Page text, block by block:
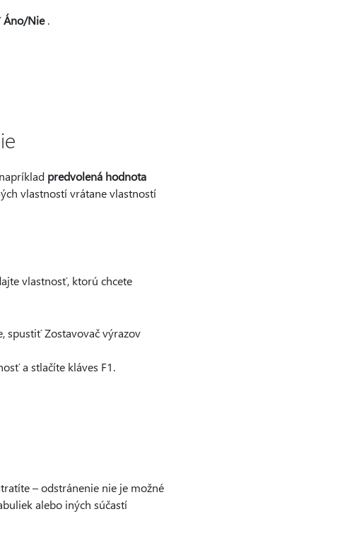
Áno/Nie.
predvolená hodnota
vlastností vrátane vlastností
vlastnosť, ktorú chcete
spustiť Zostavovač výrazov
a stlačíte kláves F1.
– odstránenie nie je možné
alebo iných súčastí